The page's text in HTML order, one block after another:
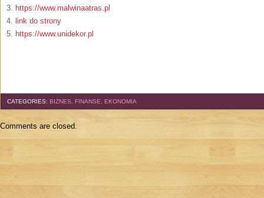
3. https://www.malwinaatras.pl
4. link do strony
5. https://www.unidekor.pl
CATEGORIES: BIZNES, FINANSE, EKONOMIA
Comments are closed.